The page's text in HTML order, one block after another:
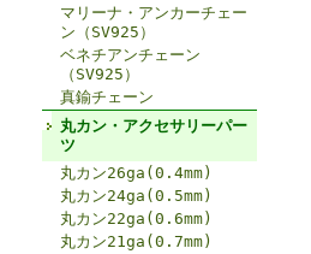
マリーナ・アンカーチェー
ン（SV925）
ベネチアンチェーン
（SV925）
真鍮チェーン
丸カン・アクセサリーパー
ツ
丸カン26ga(0.4mm)
丸カン24ga(0.5mm)
丸カン22ga(0.6mm)
丸カン21ga(0.7mm)